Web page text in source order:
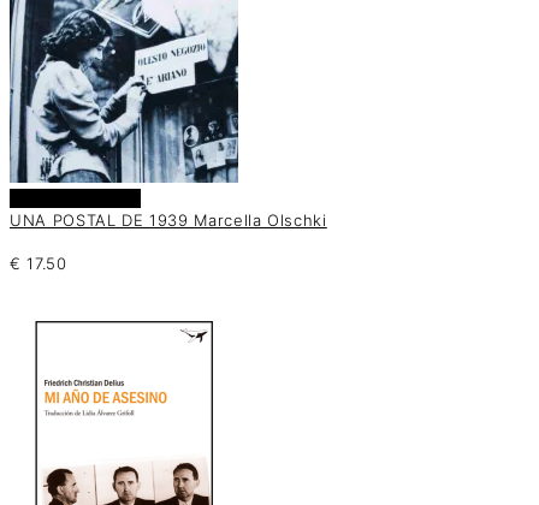
UNA POSTAL DE 1939 Marcella Olschki
€ 17.50